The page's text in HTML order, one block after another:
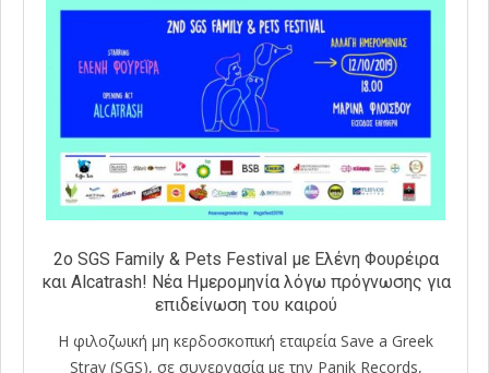
2ο SGS Family & Pets Festival με Ελένη Φουρέιρα
και Alcatrash! Νέα Ημερομηνία λόγω πρόγνωσης για
επιδείνωση του καιρού
Η φιλοζωική μη κερδοσκοπική εταιρεία Save a Greek
Stray (SGS), σε συνεργασία με την Panik Records,